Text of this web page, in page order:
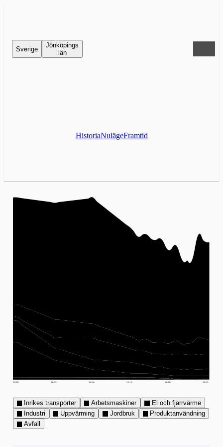
Sverige
Jönköpings
län
HistoriaNulägeFramtid
2000 2005 2010 2015 2020 2025
Inrikes transporter Arbetsmaskiner
El och fjärrvärme
Industri
Uppvärming Jordbruk
Produktanvändning
Avfall